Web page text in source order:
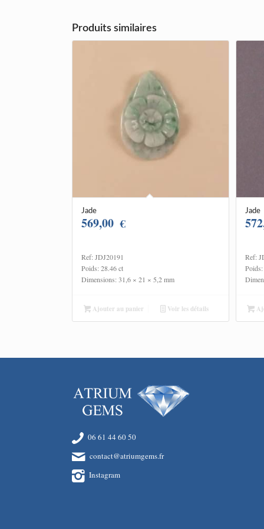
Produits similaires
Jade
569,00 €
Ref: JDJ20191
Poids: 28.46 ct
Dimensions: 31,6 × 21 × 5,2 mm
Ajouter au panier Voir les détails
Jade
Ref:
06 61 44 60 50
contact@atriumgems.fr
Instagram